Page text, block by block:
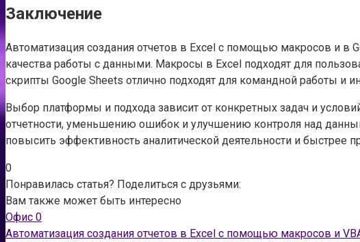
Заключение
Автоматизация создания отчетов в Excel с помощью макросов и
качества работы с данными. Макросы в Excel подходят для
скрипты Google Sheets отлично подходят для командной работы и
Выбор платформы и подхода зависит от конкретных задач и
отчетности, уменьшению ошибок и улучшению контроля над
повысить эффективность аналитической деятельности и быстрее
0
Понравилась статья? Поделиться с друзьями:
Вам также может быть интересно
Офис 0
Автоматизация создания отчетов в Excel с помощью макросов и